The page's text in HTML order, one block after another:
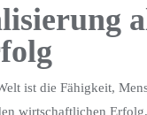
ist die Fähigkeit,
wirtschaftlichen